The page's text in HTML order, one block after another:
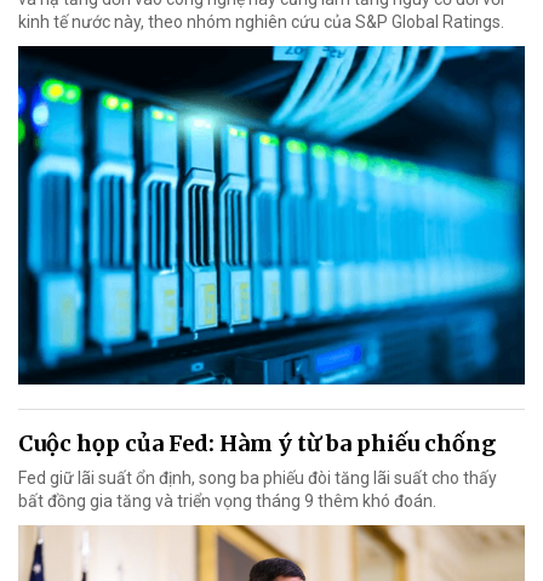
kinh tế nước này, theo nhóm nghiên cứu của S&P Global Ratings.
Cuộc họp của Fed: Hàm ý từ ba phiếu chống
Fed giữ lãi suất ổn định, song ba phiếu đòi tăng lãi suất cho thấy
bất đồng gia tăng và triển vọng tháng 9 thêm khó đoán.